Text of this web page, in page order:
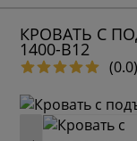
КРОВАТЬ С
1400-B12
(0.0)